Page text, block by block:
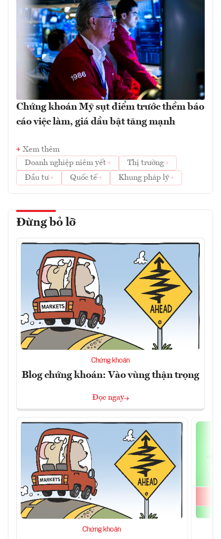
Chứng khoán Mỹ sụt điểm trước thềm báo
cáo việc làm, giá dầu bật tăng mạnh
Xem thêm
Doanh nghiệp niêm yết
Thị trường
Đầu tư
Quốc tế Khung pháp lý
Đừng bỏ lỡ
Chứng khoán
Blog chứng khoán: Vào vùng thận trọng
Đọc ngay
Chứng khoán